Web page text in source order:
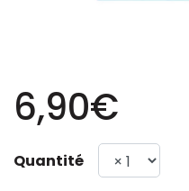
6,90€
Quantité